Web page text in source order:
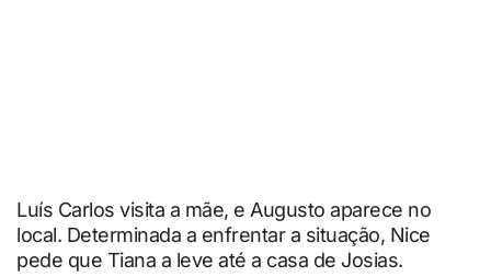
Luís Carlos visita a mãe, e Augusto aparece no
local. Determinada a enfrentar a situação, Nice
pede que Tiana a leve até a casa de Josias.